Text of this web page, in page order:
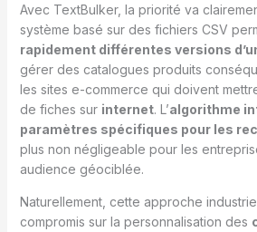
Avec TextBulker, la priorité va
système basé sur des fichiers CSV
rapidement différentes versions
gérer des catalogues produits
les sites e-commerce qui doivent
de fiches sur internet. L’algorithme
paramètres spécifiques pour les
plus non négligeable pour les
audience géociblée.
Naturellement, cette approche
compromis sur la personnalisation des